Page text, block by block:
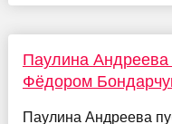
Паулина Андреева
Фёдором
Паулина Андреева